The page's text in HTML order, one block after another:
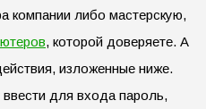
компании либо мастерскую,
, которой доверяете. А
изложенные ниже.
для входа пароль,